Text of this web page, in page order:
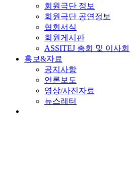
회원극단 정보
회원극단 공연정보
협회서식
회원게시판
ASSITEJ 총회 및 이사회
홍보&자료
공지사항
언론보도
영상/사진자료
뉴스레터